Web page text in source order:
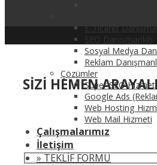
E-Ticaret
SEO Danışmanlığı
Sosyal Medya
Reklam
Çözümler
Süper SEO Hizmeti
Google Ads
Web Hosting
Web Mail Hizmeti
Çalışmalarımız
İletişim
» TEKLİF FORMU
SİZİ HEMEN